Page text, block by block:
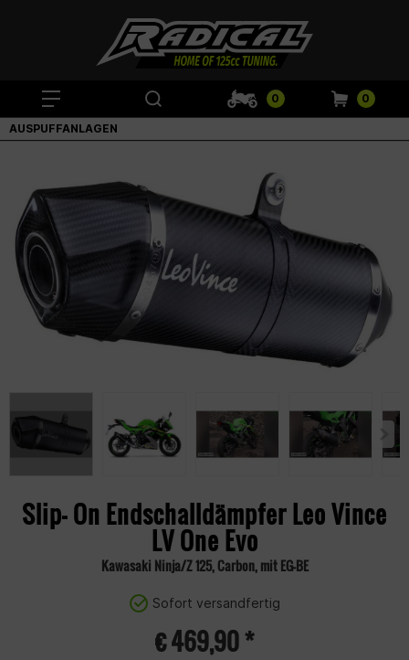
0 0
AUSPUFFANLAGEN
Slip- On Endschalldämpfer Leo Vince
LV One Evo
Kawasaki Ninja/Z 125, Carbon, mit EG-BE
Sofort versandfertig
€ 469,90 *